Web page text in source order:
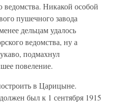
Никакой особой
пушечного завода
дельцам удалось
ведомства, ну а
подмахнул
повеление.
в Царицыне.
был к 1 сентября 1915